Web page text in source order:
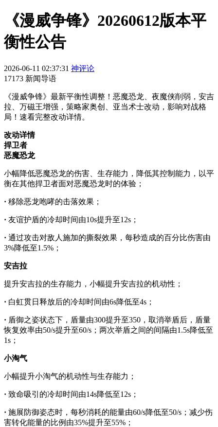
《漫威争锋》20260612版本平
衡性公告
2026-06-11 02:37:31 神评论
17173 新闻导语
《漫威争锋》最新平衡性调整！恶魔恐龙、夜魔侠削弱，安吉
拉、万磁王增强，策略家奥创、亚当术士改动，影响对战格
局！速看完整改动详情。
改动详情
捍卫者
恶魔恐龙
小幅降低恶魔恐龙的伤害、生存能力，降低其控制能力，以平
衡在其他捍卫者面对恶魔恐龙时的体验；
· 移除恶龙咆哮的击落效果；
· 友谊护盾的冷却时间由10s提升至12s；
· 通过攻击对敌人施加的撕裂效果，每秒造成的百分比伤害由
3%降低至1.5%；
安吉拉
提升安吉拉的生存能力，小幅提升安吉拉的机动性；
· 白虹贯日释放后的冷却时间由6s降低至4s；
· 盾御之姿状态下，盾量由300提升至350，取消举盾后，盾量
恢复效率由50/s提升至60/s；两次举盾之间的间隔由1.5s降低至
1s；
小淘气
小幅提升小淘气的机动性与生存能力；
· 致命吸引的冷却时间由14s降低至12s；
· 施展防御姿态时，每秒消耗的能量由60/s降低至50/s；减少伤
害转化能量的比例由35%提升至55%；